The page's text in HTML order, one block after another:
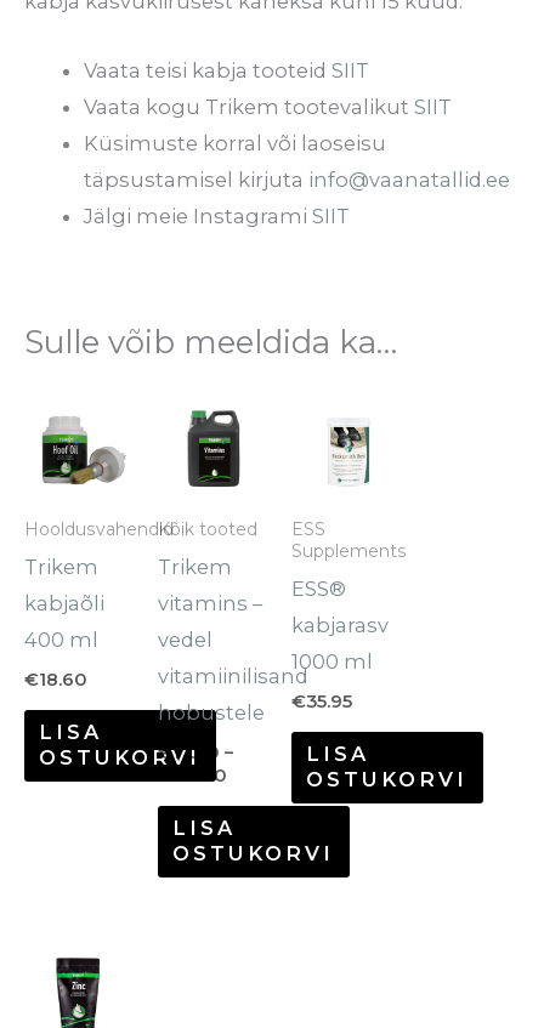
Vaata teisi kabja tooteidSIIT
Vaata kogu Trikem tootevalikutSIIT
Küsimuste korral või laoseisu
täpsustamisel kirjuta info@vaanatallid.ee
Jälgi meie InstagramiSIIT
Sulle võib meeldida ka…
Hooldusvahendid
Trikem
kabjaõli
400 ml
€18.60
LISA
OSTUKORVI
Kõik tooted
Trikem
vitamins –
vedel
vitamiinilisand
hobustele
€17.60 –
70.60
€17.60
kuni
€70.60
LISA
OSTUKORVI
Sellel
tootel
mitu
varianti.
Valikuid
saab
teha
tootelehel.
ESS
Supplements
ESS®
kabjarasv
1000 ml
€35.95
LISA
OSTUKORVI
€14.30
kuni
€50.90
Sellel
tootel